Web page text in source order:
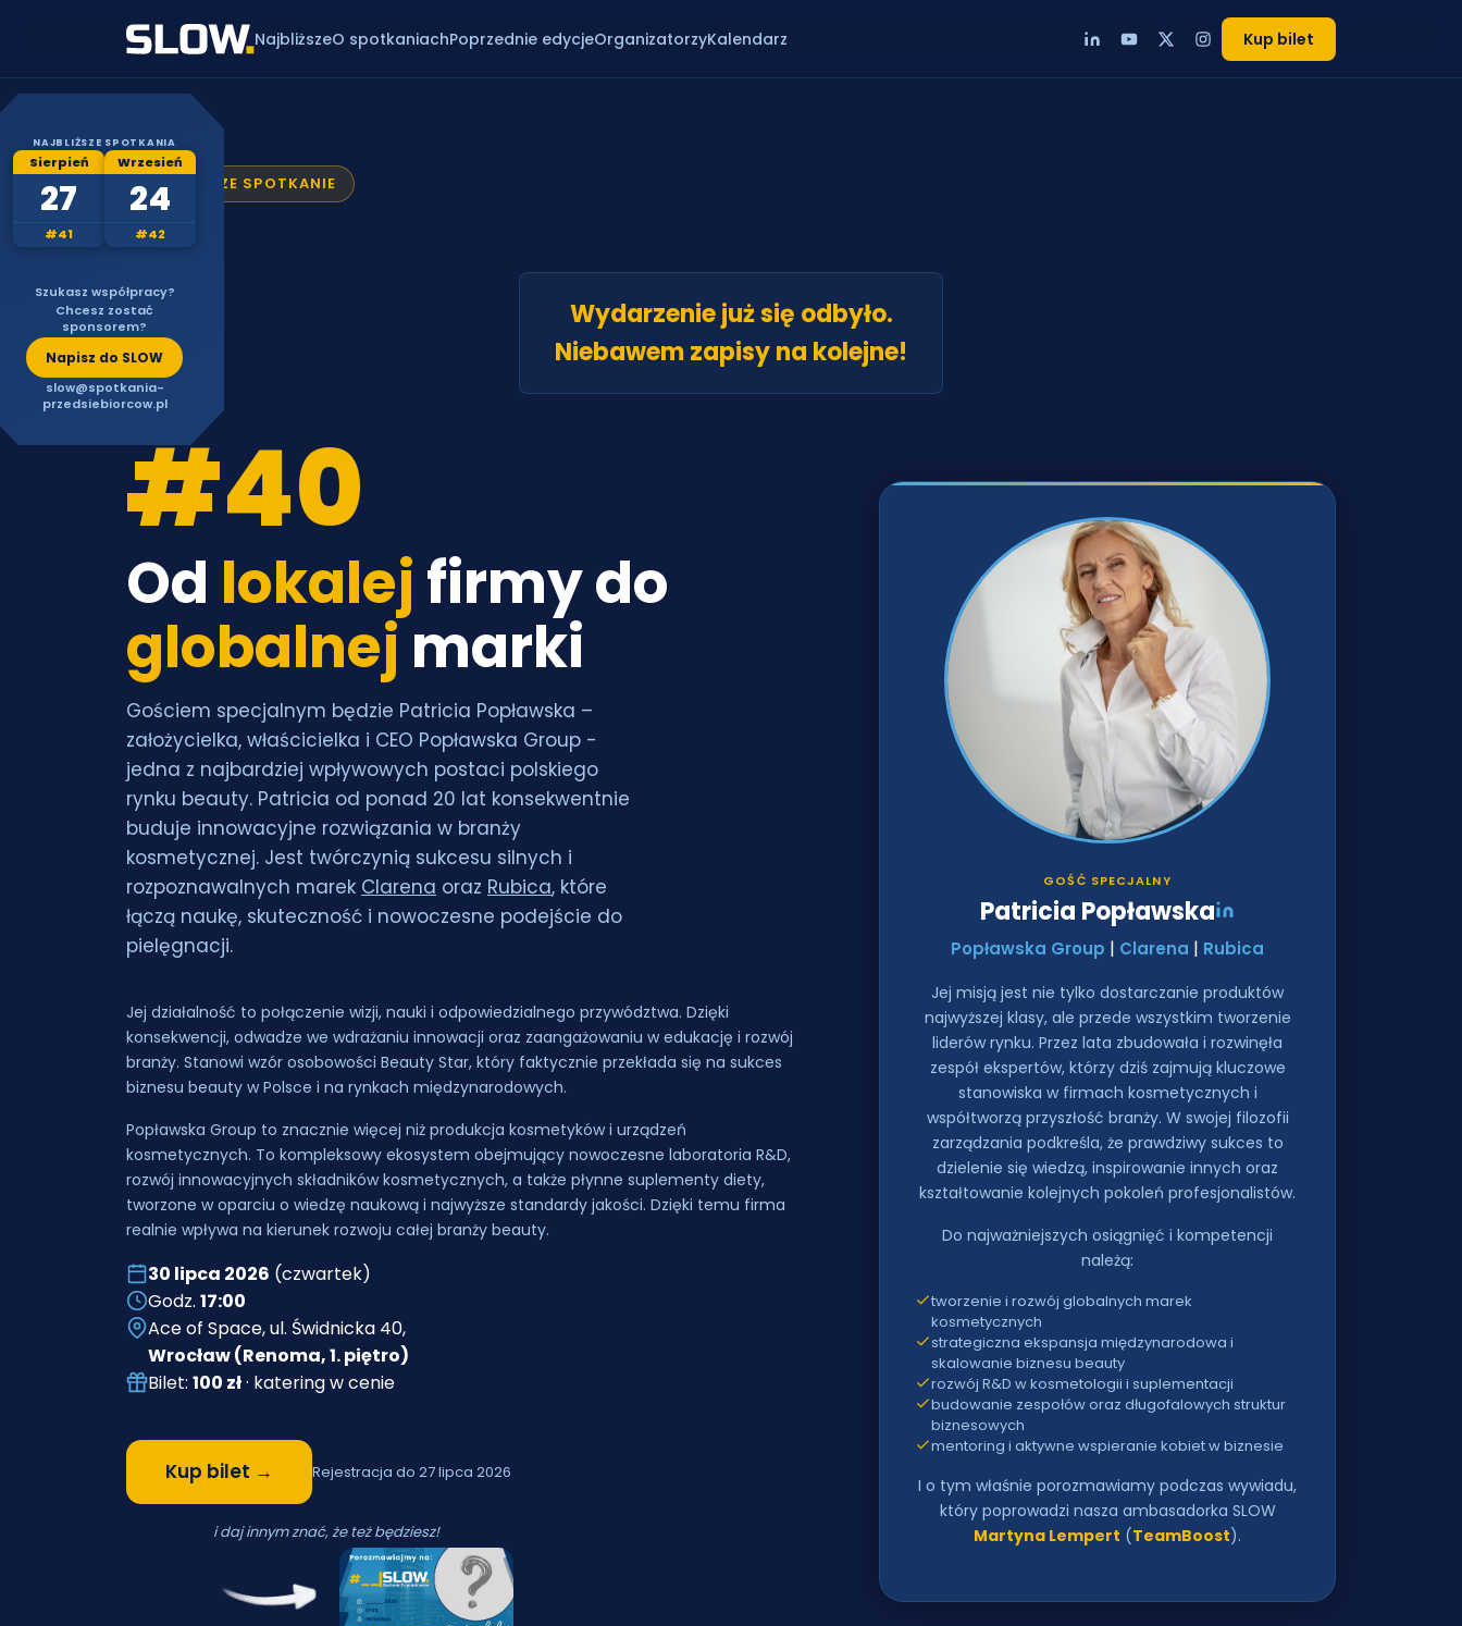
NajbliższeO spotkaniachPoprzednie edycjeOrganizatorzyKalendarz Kup bilet
NAJBLIŻSZE SPOTKANIA
Sierpień
27
#41
Wrzesień
24
#42
Szukasz współpracy?
Chcesz zostać
sponsorem?
Napisz do SLOW
slow@spotkania-
przedsiebiorcow.pl
NAJBLIŻSZE SPOTKANIE
Wydarzenie już się odbyło.
Niebawem zapisy na kolejne!
#40
Od lokalejfirmy do
globalnej marki
Gościem specjalnym będzie Patricia Popławska –
założycielka, właścicielka i CEO Popławska Group -
jedna z najbardziej wpływowych postaci polskiego
rynku beauty. Patricia od ponad 20 lat konsekwentnie
buduje innowacyjne rozwiązania w branży
kosmetycznej. Jest twórczynią sukcesu silnych i
rozpoznawalnych marek Clarena oraz Rubica, które
łączą naukę, skuteczność i nowoczesne podejście do
pielęgnacji.
Jej działalność to połączenie wizji, nauki i odpowiedzialnego przywództwa. Dzięki
konsekwencji, odwadze we wdrażaniu innowacji oraz zaangażowaniu w edukację i rozwój
branży. Stanowi wzór osobowości Beauty Star, który faktycznie przekłada się na sukces
biznesu beauty w Polsce i na rynkach międzynarodowych.
Popławska Group to znacznie więcej niż produkcja kosmetyków i urządzeń
kosmetycznych. To kompleksowy ekosystem obejmujący nowoczesne laboratoria R&D,
rozwój innowacyjnych składników kosmetycznych, a także płynne suplementy diety,
tworzone w oparciu o wiedzę naukową i najwyższe standardy jakości. Dzięki temu firma
realnie wpływa na kierunek rozwoju całej branży beauty.
30 lipca 2026 (czwartek)
Godz. 17:00
Ace of Space, ul. Świdnicka 40,
Wrocław (Renoma, 1. piętro)
Bilet: 100 zł· katering w cenie
Kup bilet → Rejestracja do 27 lipca 2026
i daj innym znać, że też będziesz!
GOŚĆ SPECJALNY
Patricia Popławska
Popławska Group | Clarena | Rubica
Jej misją jest nie tylko dostarczanie produktów
najwyższej klasy, ale przede wszystkim tworzenie
liderów rynku. Przez lata zbudowała i rozwinęła
zespół ekspertów, którzy dziś zajmują kluczowe
stanowiska w firmach kosmetycznych i
współtworzą przyszłość branży. W swojej filozofii
zarządzania podkreśla, że prawdziwy sukces to
dzielenie się wiedzą, inspirowanie innych oraz
kształtowanie kolejnych pokoleń profesjonalistów.
Do najważniejszych osiągnięć i kompetencji
należą:
tworzenie i rozwój globalnych marek
kosmetycznych
strategiczna ekspansja międzynarodowa i
skalowanie biznesu beauty
rozwój R&D w kosmetologii i suplementacji
budowanie zespołów oraz długofalowych struktur
biznesowych
mentoring i aktywne wspieranie kobiet w biznesie
I o tym właśnie porozmawiamy podczas wywiadu,
który poprowadzi nasza ambasadorka SLOW
Martyna Lempert (TeamBoost).